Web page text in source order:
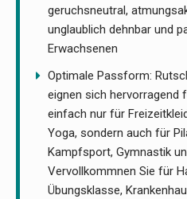
geruchsneutral,
unglaublich dehnbar und
Erwachsenen
Optimale Passform:
eignen sich hervorragend
einfach nur für
Yoga, sondern auch für
Kampfsport, Gymnastik
Vervollkommnen Sie für
Übungsklasse,